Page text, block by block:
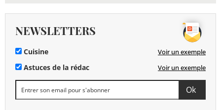
NEWSLETTERS
Cuisine Voir un exemple
Astuces de la rédac Voir un exemple